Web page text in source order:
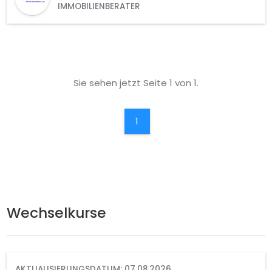
IMMOBILIENBERATER
Sie sehen jetzt Seite 1 von 1.
1
Wechselkurse